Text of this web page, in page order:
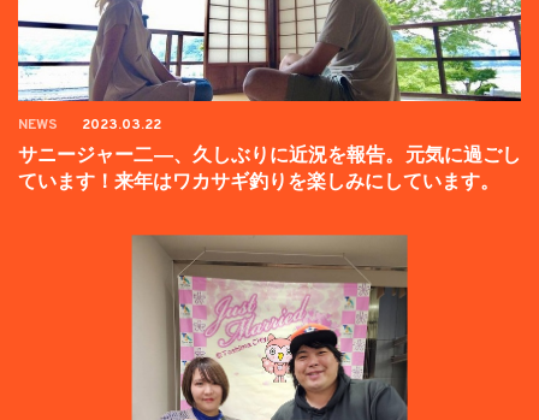
NEWS 2023.03.22
サニージャー二―、久しぶりに近況を報告。元気に過ごし
ています！来年はワカサギ釣りを楽しみにしています。